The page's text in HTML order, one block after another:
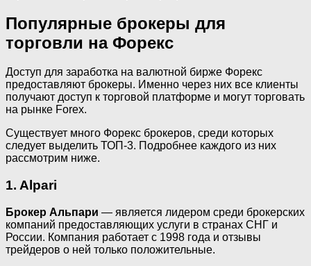
Популярные брокеры для
торговли на Форекс
Доступ для заработка на валютной бирже Форекс
предоставляют брокеры. Именно через них все клиенты
получают доступ к торговой платформе и могут торговать
на рынке Forex.
Существует много Форекс брокеров, среди которых
следует выделить ТОП-3. Подробнее каждого из них
рассмотрим ниже.
1. Alpari
Брокер Альпари — является лидером среди брокерских
компаний предоставляющих услуги в странах СНГ и
России. Компания работает с 1998 года и отзывы
трейдеров о ней только положительные.